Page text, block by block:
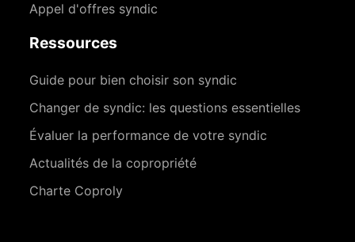
Appel d'offres syndic
Ressources
Guide pour bien choisir son syndic
Changer de syndic: les questions essentielles
Évaluer la performance de votre syndic
Actualités de la copropriété
Charte Coproly